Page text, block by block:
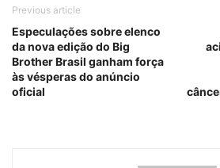
Previous article
Especulações sobre elenco
da nova edição do Big
Brother Brasil ganham força
às vésperas do anúncio
oficial